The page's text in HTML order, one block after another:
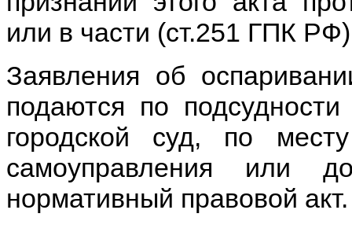
или в части (ст.251 ГПК
Заявления об
подаются по
городской суд, по
самоуправления или
нормативный правовой акт.